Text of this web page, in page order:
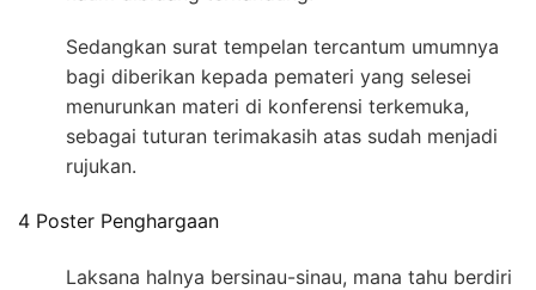
Sedangkan surat tempelan tercantum umumnya
bagi diberikan kepada pemateri yang selesei
menurunkan materi di konferensi terkemuka,
sebagai tuturan terimakasih atas sudah menjadi
rujukan.
4 Poster Penghargaan
Laksana halnya bersinau-sinau, mana tahu berdiri